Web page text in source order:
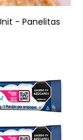
- Panelitas